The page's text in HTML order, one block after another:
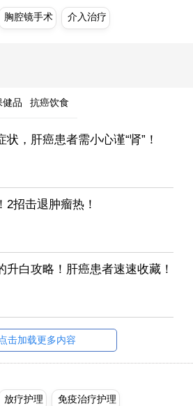
胸腔镜手术 介入治疗
健品 抗癌饮食
状，肝癌患者需小心谨“肾”！
2招击退肿瘤热！
升白攻略！肝癌患者速速收藏！
点击加载更多内容
放疗护理 免疫治疗护理